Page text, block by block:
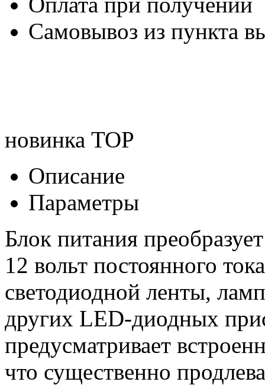
Самовывоз из пункта
новинка TOP
Описание
Параметры
Блок питания
12 вольт постоянного
светодиодной ленты,
других LED-диодных
предусматривает
что существенно